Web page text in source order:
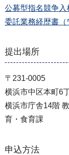
公募型指名競争入
委託業務経歴書（
提出場所
〒231-0005
横浜市中区本町6
横浜市庁舎14階
育・食育課
申込方法